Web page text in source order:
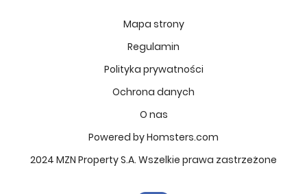
Murapol Osiedle Szafirove
Fort Natura Etap II
Osiedle Imbramowskie
MIASTECZKO NOVA FALA
Niedziałkowskiego Park
Ptasia Vita
Mapa strony
Regulamin
Polityka prywatności
Ochrona danych
O nas
Powered by Homsters.com
2024 MZN Property S.A. Wszelkie prawa zastrzeżone